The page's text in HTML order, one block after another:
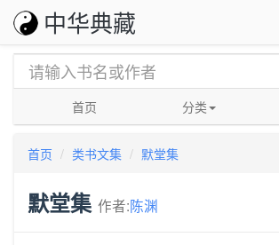
中华典藏
首页 分类
首页 类书文集 默堂集
默堂集 作者:陈渊